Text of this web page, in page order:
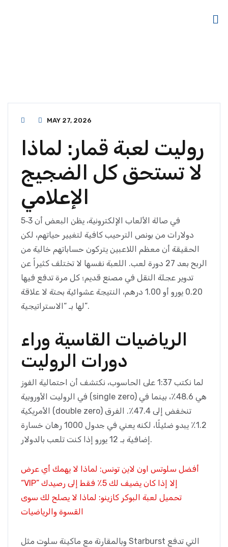
MAY 27, 2026
روليت لعبة قمار: لماذا
لا تستحق كل الضجيج
الإعلامي
في صالة الألعاب الإلكترونية، يظن البعض أن 3‑5
دولارات من بونص الترحيب كافية لتغيير حياتهم، لكن
الحقيقة أن معظم اللاعبين يتركون حساباتهم خالية من
الربح بعد 27 دورة لعب. اللعبة نفسها لا تختلف كثيراً عن
تدوير عجلة النقل في مصنع قديم؛ كل مرة تدفع فيها
0.20 يورو أو 1.00 درهم، النتيجة عشوائية بحتة لا علاقة
لها بـ “الاستراتيجية”.
الرياضيات القاسية وراء
دورات الروليت
لما نكتب 1:37 على الحاسوب، نكتشف أن احتمالية الفوز
في الروليت الأوروبية (single zero) هي 48.6٪، بينما في
الأمريكية (double zero) تنخفض إلى 47.4٪. الفرق
1.2٪ يبدو ضئيلًا، لكنه يعني في جدول 1000 رهان خسارة
إضافية بـ 12 يورو إذا كنت تلعب بالدولار.
أفضل سلوتس اون لاين تونس: لماذا لا يهمك أي عرض
“VIP” إلا إذا كان يضيف لك 5٪ فقط إلى رصيدك
تحميل لعبة البوكر كازينو: لماذا لا يصلح لك سوى
القسوة والرياضيات
وبالمقارنة مع ماكينة سلوت مثل Starburst التي تدفع